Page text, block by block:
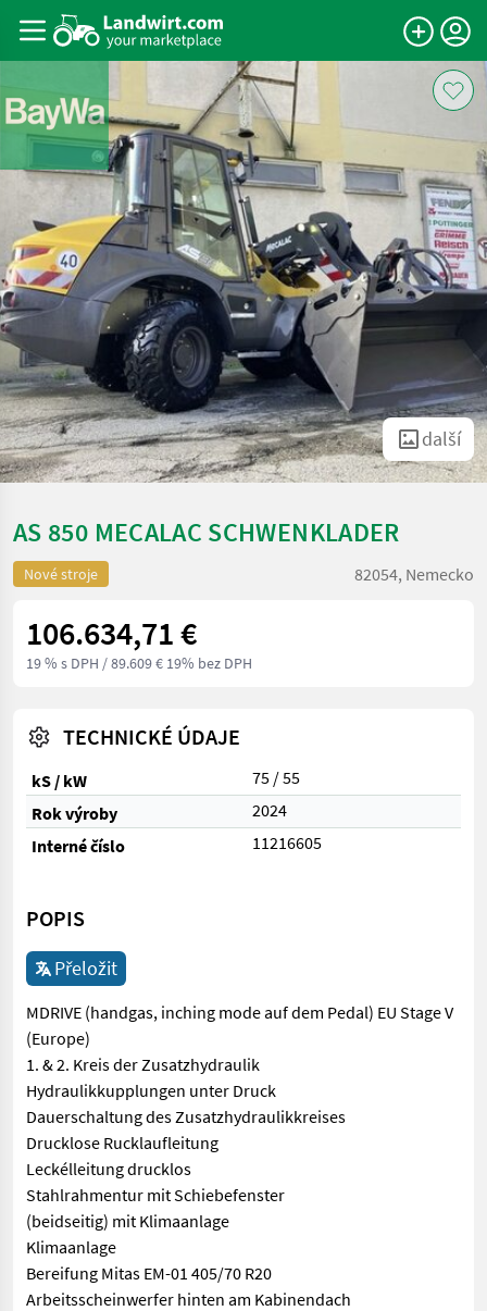
další
AS 850 MECALAC SCHWENKLADER
Nové stroje 82054, Nemecko
106.634,71 €
19 % s DPH / 89.609 € 19% bez DPH
TECHNICKÉ ÚDAJE
kS / kW
75 / 55
Rok výroby
2024
Interné číslo
11216605
POPIS
Přeložit
MDRIVE (handgas, inching mode auf dem Pedal) EU Stage V
(Europe)
1. & 2. Kreis der Zusatzhydraulik
Hydraulikkupplungen unter Druck
Dauerschaltung des Zusatzhydraulikkreises
Drucklose Rucklaufleitung
Leckélleitung drucklos
Stahlrahmentur mit Schiebefenster
(beidseitig) mit Klimaanlage
Klimaanlage
Bereifung Mitas EM-01 405/70 R20
Arbeitsscheinwerfer hinten am Kabinendach